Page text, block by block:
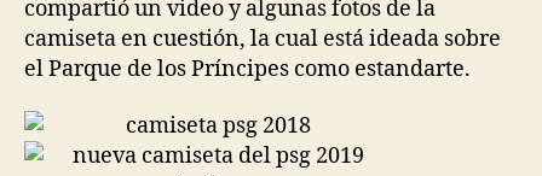
compartió un video y algunas fotos de la
camiseta en cuestión, la cual está ideada sobre
el Parque de los Príncipes como estandarte.